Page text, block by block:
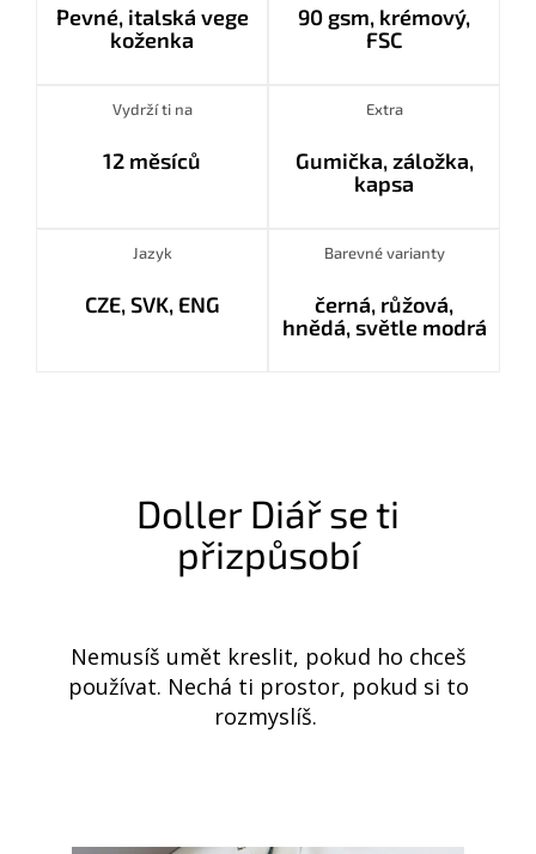
Pevné, italská vege
koženka
90 gsm, krémový,
FSC
Vydrží ti na
12 měsíců
Extra
Gumička, záložka,
kapsa
Jazyk
CZE, SVK, ENG
Barevné varianty
černá, růžová,
hnědá, světle modrá
Doller Diář se ti
přizpůsobí
Nemusíš umět kreslit, pokud ho chceš
používat. Nechá ti prostor, pokud si to
rozmyslíš.